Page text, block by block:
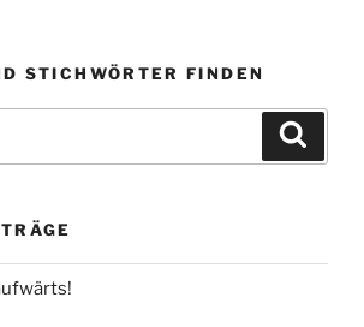
STICHWÖRTER FINDEN